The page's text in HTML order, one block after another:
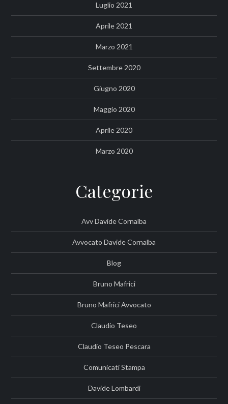
Luglio 2021
Aprile 2021
Marzo 2021
Settembre 2020
Giugno 2020
Maggio 2020
Aprile 2020
Marzo 2020
Categorie
Avv Davide Cornalba
Avvocato Davide Cornalba
Blog
Bruno Mafrici
Bruno Mafrici Avvocato
Claudio Teseo
Claudio Teseo Pescara
Comunicati Stampa
Davide Lombardi